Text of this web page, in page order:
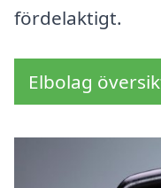
fördelaktigt.
Elbolag